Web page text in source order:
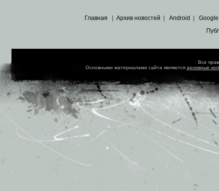
Главная Архив новостей Android Google
Все
Основными материалами сайта являются архивные